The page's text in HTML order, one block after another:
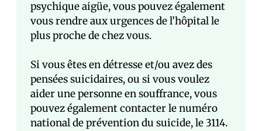
psychique aigüe, vous pouvez également
vous rendre aux urgences de l’hôpital le
plus proche de chez vous.
Si vous êtes en détresse et/ou avez des
pensées suicidaires, ou si vous voulez
aider une personne en souffrance, vous
pouvez également contacter le numéro
national de prévention du suicide, le 3114.